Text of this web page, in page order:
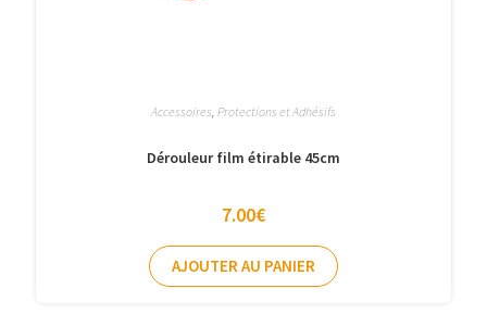
Accessoires Protections et Adhésifs
Dérouleur film étirable 45cm
7.00€
AJOUTER AU PANIER